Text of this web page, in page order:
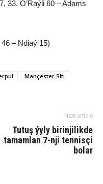
33, O’Raýli 60 – Adams
– Ndiaý 15)
Mançester Siti
Next article
Tutuş ýyly birinjilikde
tamamlan 7-nji tennisçi
bolar